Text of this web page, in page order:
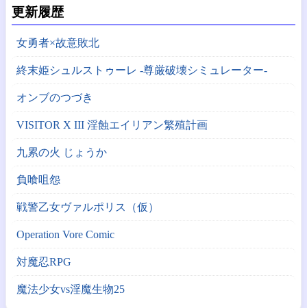
更新履歴
女勇者×故意敗北
終末姫シュルストゥーレ -尊厳破壊シミュレーター-
オンブのつづき
VISITOR X III 淫蝕エイリアン繁殖計画
九累の火 じょうか
負喰咀怨
戦警乙女ヴァルポリス（仮）
Operation Vore Comic
対魔忍RPG
魔法少女vs淫魔生物25